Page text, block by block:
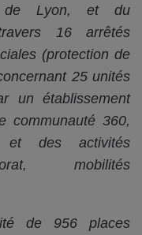
de Lyon, et du
16 arrêtés
(protection de
25 unités
un établissement
communauté 360,
et des activités
mobilités
de 956 places